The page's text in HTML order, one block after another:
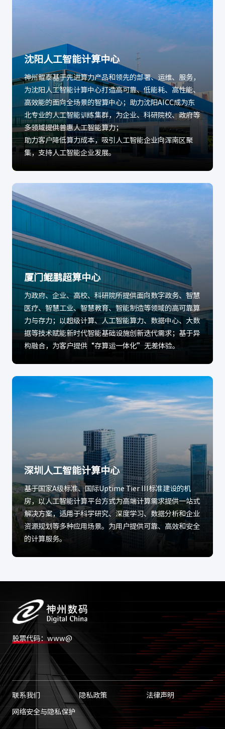
沈阳人工智能计算中心
神州鲲泰基于先进算力产品和领先的部署、运维、服务，
为沈阳人工智能计算中心打造高可靠、低能耗、高性能、
高效能的面向全场景的智算中心；助力沈阳AICC成为东
北专业的人工智能训练集群，为企业、科研院校、政府等
多领域提供普惠人工智能算力；
助力客户降低算力成本，吸引人工智能企业向浑南区聚
集，支持人工智能企业发展。
厦门鲲鹏超算中心
为政府、企业、高校、科研院所提供面向数字政务、智慧
医疗、智慧工业、智慧教育、智能制造等领域的高可靠算
力与存力；以超级计算、人工智能算力、数据中心、大数
据等技术赋能新时代智能基础设施创新迭代需求；基于异
构融合，为客户提供“存算运一体化”无差体验。
深圳人工智能计算中心
基于国家A级标准、国际Uptime Tier III标准建设的机
房，以人工智能计算平台方式为高端计算需求提供一站式
解决方案，适用于科学研究、深度学习、数据分析和企业
资源规划等多种应用场景。为用户提供可靠、高效和安全
的计算服务。
股票代码：www@
联系我们 隐私政策 法律声明
网络安全与隐私保护